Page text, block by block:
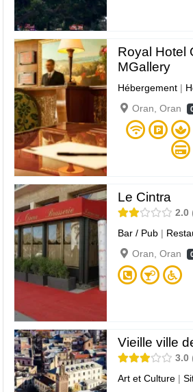
Royal Hotel
MGallery
Hébergement |
Oran, Oran
Le Cintra
2.0
Bar / Pub |
Oran, Oran
Vieille ville
3.0
Art et Culture |